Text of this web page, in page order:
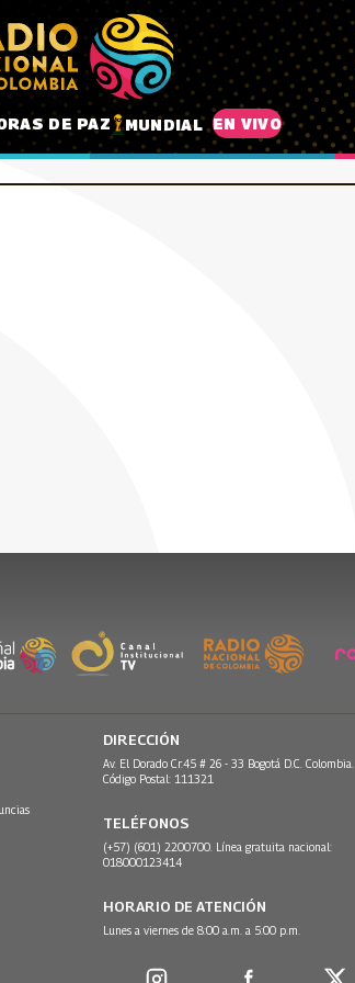
DE PAZ MUNDIAL EN VIVO
DIRECCIÓN
Av. El Dorado Cr.45 # 26 - 33 Bogotá D.C. Colombia.
Código Postal: 111321
TELÉFONOS
(+57) (601) 2200700. Línea gratuita nacional:
018000123414
HORARIO DE ATENCIÓN
Lunes a viernes de 8:00 a.m. a 5:00 p.m.